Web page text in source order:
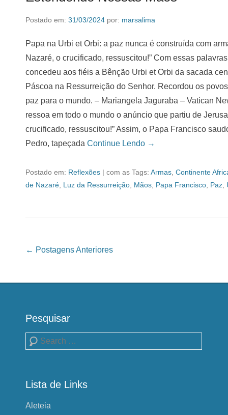
Postado em: 31/03/2024 por: marsalima
Papa na Urbi et Orbi: a paz nunca é construída com
Nazaré, o crucificado, ressuscitou!” Com essas
concedeu aos fiéis a Bênção Urbi et Orbi da sacada
Páscoa na Ressurreição do Senhor. Recordou os
paz para o mundo. – Mariangela Jaguraba – Vatican
ressoa em todo o mundo o anúncio que partiu de
crucificado, ressuscitou!” Assim, o Papa Francisco
Pedro, tapeçada Continue Lendo →
Postado em: Reflexões | com as Tags: Armas Continente
de Nazaré Luz da Ressurreição Mãos Papa Francisco Paz
Navegação das Postagens
← Postagens Anteriores
Pesquisar
Pesquisa
Lista de Links
Aleteia